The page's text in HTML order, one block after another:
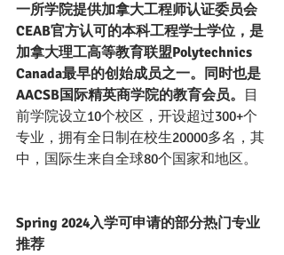
一所学院提供加拿大工程师认证委员会
CEAB官方认可的本科工程学士学位，是
加拿大理工高等教育联盟Polytechnics
Canada最早的创始成员之一。同时也是
AACSB国际精英商学院的教育会员。
目
前学院设立10个校区，开设超过300+个
专业，拥有全日制在校生20000多名，其
中，国际生来自全球80个国家和地区。
Spring 2024入学可申请的部分热门专业
推荐